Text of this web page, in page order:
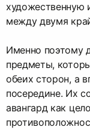
художественную
между двумя
Именно поэтому
предметы,
обеих сторон, а
посередине. Их
авангард как